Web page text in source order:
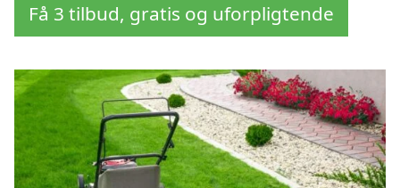
Få 3 tilbud, gratis og uforpligtende